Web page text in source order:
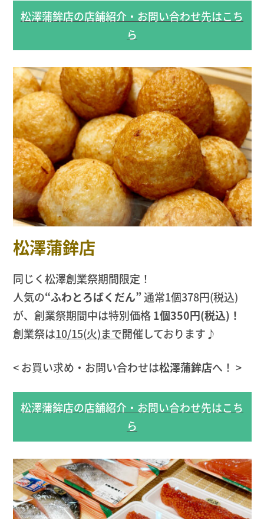
松澤蒲鉾店の店舗紹介・お問い合わせ先はこち
ら
松澤蒲鉾店
同じく松澤創業祭期間限定！
人気の“ふわとろばくだん”通常1個378円(税込)
が、創業祭期間中は特別価格1個350円(税込)！
創業祭は10/15(火)まで開催しております♪
< お買い求め・お問い合わせは松澤蒲鉾店へ！ >
松澤蒲鉾店の店舗紹介・お問い合わせ先はこち
ら